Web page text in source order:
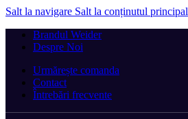
Salt la navigare Salt la conținutul principal
Brandul Weider
Despre Noi
Urmărește comanda
Contact
Întrebări frecvente